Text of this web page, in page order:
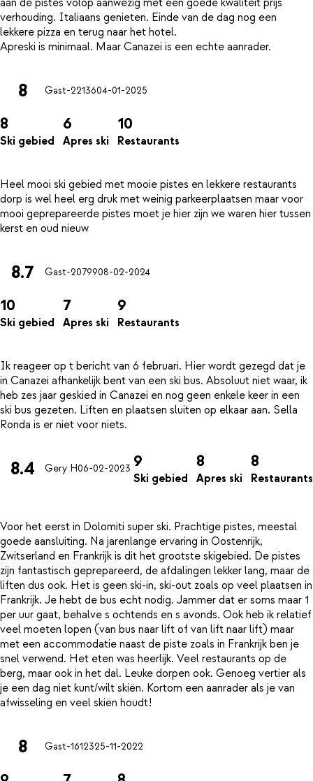
verhouding. Italiaans genieten. Einde van de dag nog een
lekkere pizza en terug naar het hotel.
8 Gast-2213604-01-2025
8
Ski gebied
6
Apres ski
10
Restaurants
Heel mooi ski gebied met mooie pistes en lekkere restaurants
dorp is wel heel erg druk met weinig parkeerplaatsen maar voor
mooi geprepareerde pistes moet je hier zijn we waren hier tussen
8.7 Gast-2079908-02-2024
10
Ski gebied
7
Apres ski
9
Restaurants
Ik reageer op t bericht van 6 februari. Hier wordt gezegd dat je
in Canazei afhankelijk bent van een ski bus. Absoluut niet waar, ik
heb zes jaar geskied in Canazei en nog geen enkele keer in een
ski bus gezeten. Liften en plaatsen sluiten op elkaar aan. Sella
8.4 Gery H06-02-2023 9
Ski gebied
8
Apres ski
8
Restaurants
Voor het eerst in Dolomiti super ski. Prachtige pistes, meestal
goede aansluiting. Na jarenlange ervaring in Oostenrijk,
Zwitserland en Frankrijk is dit het grootste skigebied. De pistes
zijn fantastisch geprepareerd, de afdalingen lekker lang, maar de
liften dus ook. Het is geen ski-in, ski-out zoals op veel plaatsen in
Frankrijk. Je hebt de bus echt nodig. Jammer dat er soms maar 1
per uur gaat, behalve s ochtends en s avonds. Ook heb ik relatief
veel moeten lopen (van bus naar lift of van lift naar lift) maar
met een accommodatie naast de piste zoals in Frankrijk ben je
snel verwend. Het eten was heerlijk. Veel restaurants op de
berg, maar ook in het dal. Leuke dorpen ook. Genoeg vertier als
je een dag niet kunt/wilt skiën. Kortom een aanrader als je van
8 Gast-1612325-11-2022